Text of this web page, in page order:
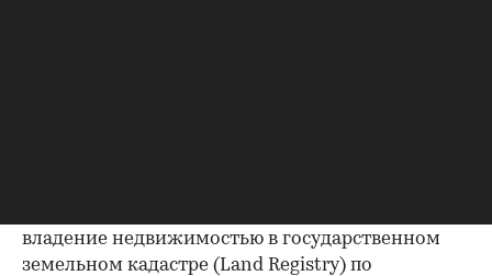
владение недвижимостью в государственном
земельном кадастре (Land Registry) по